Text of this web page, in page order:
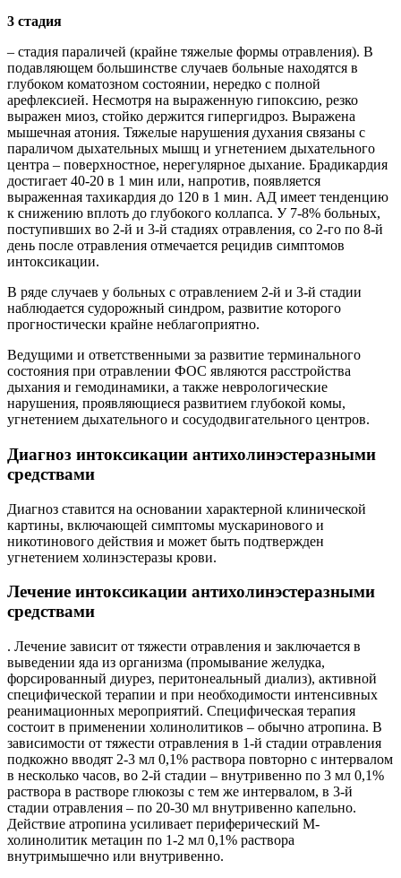
3 стадия
– стадия параличей (крайне тяжелые формы отравления). В
подавляющем большинстве случаев больные находятся в
глубоком коматозном состоянии, нередко с полной
арефлексией. Несмотря на выраженную гипоксию, резко
выражен миоз, стойко держится гипергидроз. Выражена
мышечная атония. Тяжелые нарушения духания связаны с
параличом дыхательных мышц и угнетением дыхательного
центра – поверхностное, нерегулярное дыхание. Брадикардия
достигает 40-20 в 1 мин или, напротив, появляется
выраженная тахикардия до 120 в 1 мин. АД имеет тенденцию
к снижению вплоть до глубокого коллапса. У 7-8% больных,
поступивших во 2-й и 3-й стадиях отравления, со 2-го по 8-й
день после отравления отмечается рецидив симптомов
интоксикации.
В ряде случаев у больных с отравлением 2-й и 3-й стадии
наблюдается судорожный синдром, развитие которого
прогностически крайне неблагоприятно.
Ведущими и ответственными за развитие терминального
состояния при отравлении ФОС являются расстройства
дыхания и гемодинамики, а также неврологические
нарушения, проявляющиеся развитием глубокой комы,
угнетением дыхательного и сосудодвигательного центров.
Диагноз интоксикации антихолинэстеразными
средствами
Диагноз ставится на основании характерной клинической
картины, включающей симптомы мускаринового и
никотинового действия и может быть подтвержден
угнетением холинэстеразы крови.
Лечение интоксикации антихолинэстеразными
средствами
. Лечение зависит от тяжести отравления и заключается в
выведении яда из организма (промывание желудка,
форсированный диурез, перитонеальный диализ), активной
специфической терапии и при необходимости интенсивных
реанимационных мероприятий. Специфическая терапия
состоит в применении холинолитиков – обычно атропина. В
зависимости от тяжести отравления в 1-й стадии отравления
подкожно вводят 2-3 мл 0,1% раствора повторно с интервалом
в несколько часов, во 2-й стадии – внутривенно по 3 мл 0,1%
раствора в растворе глюкозы с тем же интервалом, в 3-й
стадии отравления – по 20-30 мл внутривенно капельно.
Действие атропина усиливает периферический М-
холинолитик метацин по 1-2 мл 0,1% раствора
внутримышечно или внутривенно.